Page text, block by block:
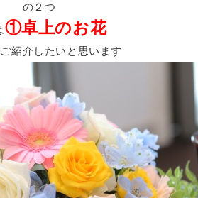
の２つ
①卓上のお花
紹介したいと思います